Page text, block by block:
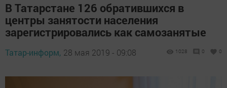
В Татарстане 126 обратившихся в
центры занятости населения
зарегистрировались как самозанятые
Татар-информ, 28 мая 2019 - 09:08 1028 0 0